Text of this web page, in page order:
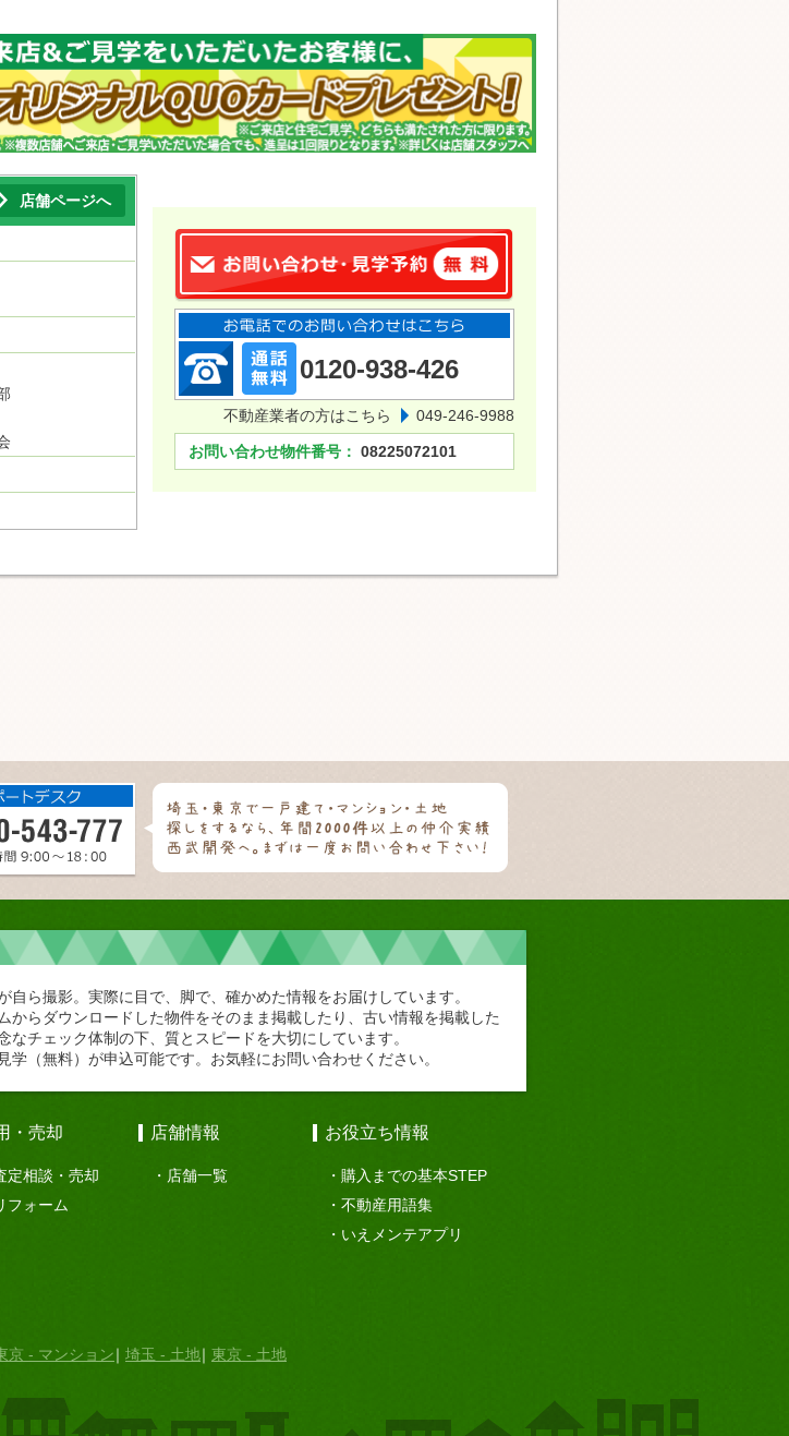
店舗ページへ
0120-938-426
不動産業者の方はこちら 049-246-9988
お問い合わせ物件番号： 08225072101
ら撮影。実際に目で、脚で、確かめた情報をお届けしています。
からダウンロードした物件をそのまま掲載したり、古い情報を掲載した
なチェック体制の下、質とスピードを大切にしています。
（無料）が申込可能です。お気軽にお問い合わせください。
・売却
定相談・売却
フォーム
店舗情報
店舗一覧
お役立ち情報
購入までの基本STEP
不動産用語集
いえメンテアプリ
京 - マンション 埼玉 - 土地 東京 - 土地